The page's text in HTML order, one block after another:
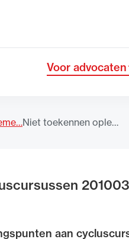
Toon submenu
Voor advocaten
Niet toekennen ople…
aan